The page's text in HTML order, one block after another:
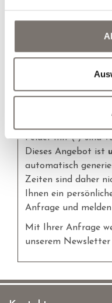
Nur Zimmer mit
Hunde
Felder mit (*) sind
Dieses Angebot ist
automatisch
Zeiten sind daher
Ihnen ein
Anfrage und
Mit Ihrer Anfrage
unserem